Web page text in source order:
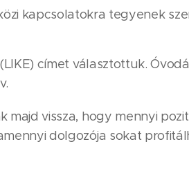
kapcsolatokra tegyenek
címet választottuk.
majd vissza, hogy mennyi
dolgozója sokat